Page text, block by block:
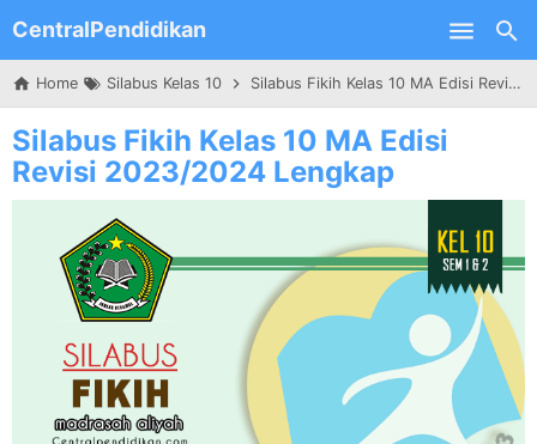
Skip to main content
CentralPendidikan
Home Silabus Kelas 10 Silabus Fikih Kelas 10 MA Edisi Revisi 2023/2024 Lengkap
Silabus Fikih Kelas 10 MA Edisi
Revisi 2023/2024 Lengkap